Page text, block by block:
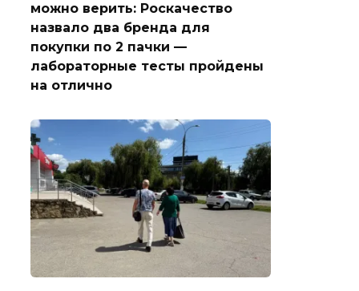
можно верить: Роскачество
назвало два бренда для
покупки по 2 пачки —
лабораторные тесты пройдены
на отлично